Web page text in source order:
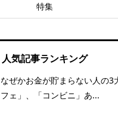
特集
人気記事ランキング
なぜかお金が貯まらない人の3
フェ」、「コンビニ」あ...